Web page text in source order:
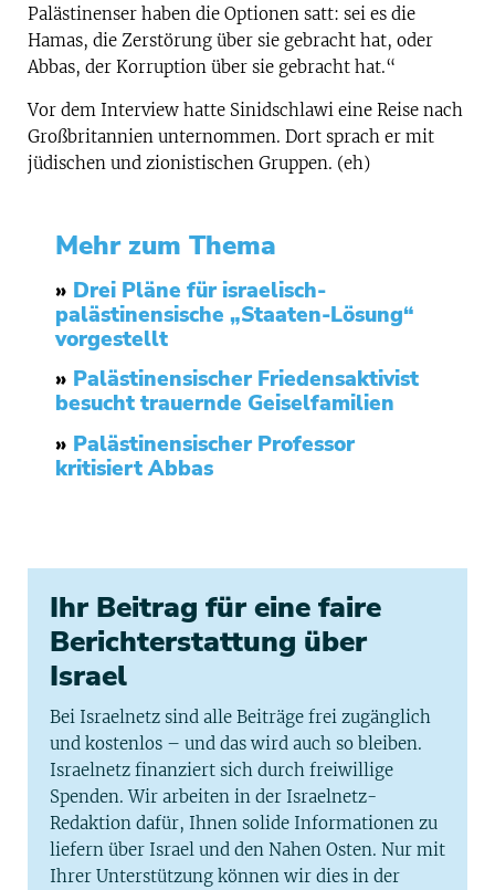
Palästinenser haben die Optionen satt: sei es die
Hamas, die Zerstörung über sie gebracht hat, oder
Abbas, der Korruption über sie gebracht hat.“
Vor dem Interview hatte Sinidschlawi eine Reise nach
Großbritannien unternommen. Dort sprach er mit
jüdischen und zionistischen Gruppen. (eh)
Mehr zum Thema
» Drei Pläne für israelisch-
palästinensische „Staaten-Lösung“
vorgestellt
» Palästinensischer Friedensaktivist
besucht trauernde Geiselfamilien
» Palästinensischer Professor
kritisiert Abbas
Ihr Beitrag für eine faire
Berichterstattung über
Israel
Bei Israelnetz sind alle Beiträge frei zugänglich
und kostenlos – und das wird auch so bleiben.
Israelnetz finanziert sich durch freiwillige
Spenden. Wir arbeiten in der Israelnetz-
Redaktion dafür, Ihnen solide Informationen zu
liefern über Israel und den Nahen Osten. Nur mit
Ihrer Unterstützung können wir dies in der